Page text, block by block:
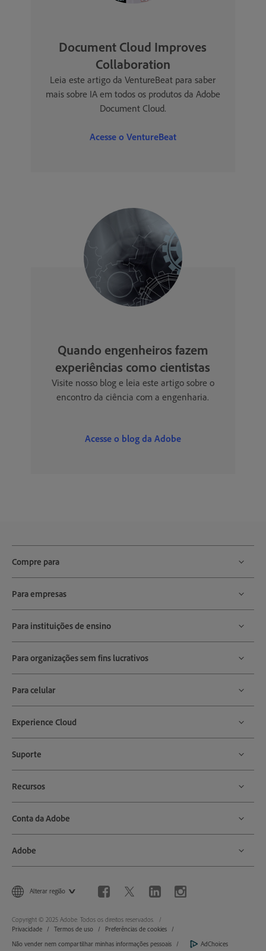
Document Cloud Improves
Collaboration
Leia este artigo da VentureBeat para saber
mais sobre IA em todos os produtos da Adobe
Document Cloud.
Acesse o VentureBeat
Quando engenheiros fazem
experiências como cientistas
Visite nosso blog e leia este artigo sobre o
encontro da ciência com a engenharia.
Acesse o blog da Adobe
Compre para
Para empresas
Para instituições de ensino
Para organizações sem fins lucrativos
Para celular
Experience Cloud
Suporte
Recursos
Conta da Adobe
Adobe
Alterar região
Copyright © 2025 Adobe. Todos os direitos reservados.
Privacidade
Termos de uso
Preferências de cookies
Não vender nem compartilhar minhas informações pessoais
AdChoices